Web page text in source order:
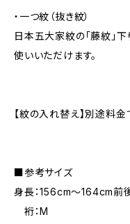
・一つ紋（抜き紋）
日本五大家紋の「藤紋」下
使いいただけます。
【紋の入れ替え】別途料金
■参考サイズ
身長：156cm～164cm前
裄：M